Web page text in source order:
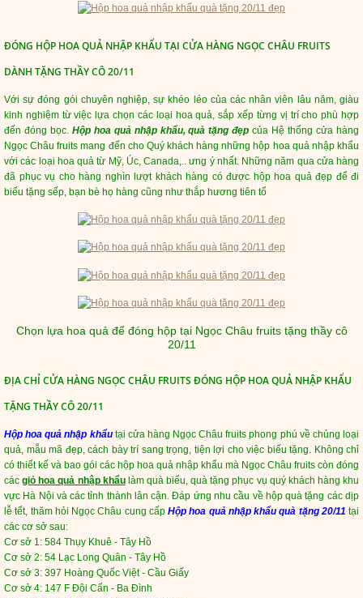
ĐÓNG HỘP HOA QUẢ NHẬP KHẨU TẠI CỬA HÀNG NGỌC CHÂU FRUITS
DÀNH TẶNG THẦY CÔ 20/11
Với sự đóng gói chuyên nghiệp, sự khéo léo của các nhân viên lâu năm, giàu
kinh nghiệm từ việc lựa chọn các loại hoa quả, sắp xếp từng vị trí cho phù hợp
đến đóng bọc. Hộp hoa quả nhập khẩu, quà tặng đẹp của Hệ thống cửa hàng
Ngọc Châu fruits mang đến cho Quý khách hàng những hộp hoa quả nhập khẩu
với các loại hoa quả từ Mỹ, Úc, Canada,.. ưng ý nhất. Những năm qua cửa hàng
đã phục vụ cho hàng nghìn lượt khách hàng có được hộp hoa quả đẹp để đi
biếu tặng sếp, bạn bè họ hàng cũng như thắp hương tiên tổ
Chọn lựa hoa quả để đóng hộp tại Ngọc Châu fruits tặng thầy cô
20/11
ĐỊA CHỈ CỬA HÀNG NGỌC CHÂU FRUITS ĐÓNG HỘP HOA QUẢ NHẬP KHẨU
TẶNG THẦY CÔ 20/11
Hộp hoa quả nhập khẩu tại cửa hàng Ngọc Châu fruits phong phú về chủng loại
quả, mẫu mã đẹp, cách bày trí sang trọng, tiện lợi cho việc biếu tặng. Không chỉ
có thiết kế và bao gói các hộp hoa quả nhập khẩu mà Ngọc Châu fruits còn đóng
cácgiỏ hoa quả nhập khẩulàm quà biếu, quà tặng phục vụ quý khách hàng khu
vực Hà Nội và các tỉnh thành lân cận. Đáp ứng nhu cầu về hộp quà tặng các dịp
lễ tết, thăm hỏi Ngọc Châu cung cấp Hộp hoa quả nhập khẩu quà tặng 20/11 tại
các cơ sở sau:
Cơ sở 1: 584 Thụy Khuê - Tây Hồ
Cơ sở 2: 54 Lạc Long Quân - Tây Hồ
Cơ sở 3: 397 Hoàng Quốc Việt - Cầu Giấy
Cơ sở 4: 147 F Đội Cấn - Ba Đình